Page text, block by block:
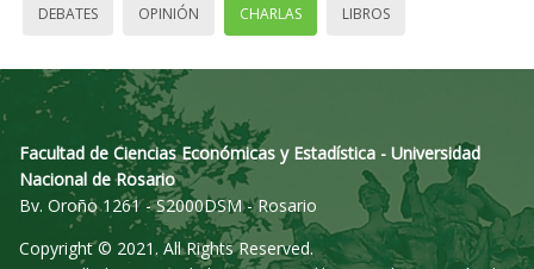
DEBATES OPINIÓN CHARLAS LIBROS
Facultad de Ciencias Económicas y Estadística - Universidad
Nacional de Rosario
Bv. Oroño 1261 - S2000DSM - Rosario
Copyright © 2021. All Rights Reserved.